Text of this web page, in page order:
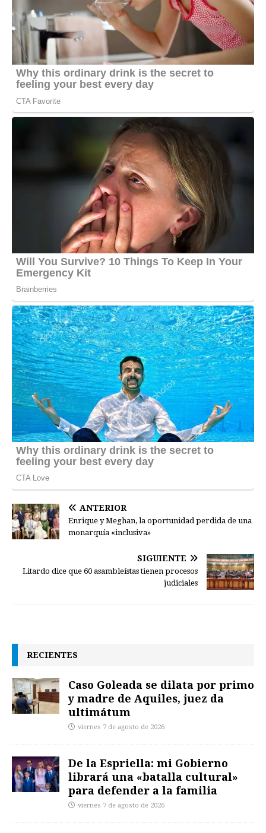
ANTERIOR
Enrique y Meghan, la oportunidad perdida de una
monarquía «inclusiva»
SIGUIENTE
Litardo dice que 60 asambleístas tienen procesos
judiciales
RECIENTES
Caso Goleada se dilata por primo
y madre de Aquiles, juez da
ultimátum
viernes 7 de agosto de 2026
De la Espriella: mi Gobierno
librará una «batalla cultural»
para defender a la familia
viernes 7 de agosto de 2026